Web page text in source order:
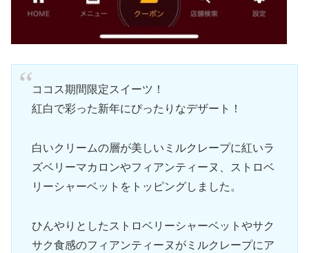
ココス期間限定スイーツ！
紅白で彩った新年にぴったりなデザート！
白いクリームの層が美しいミルクレープに紅いラ
ズベリーマカロンやフィアンティーヌ、ストロベ
リーシャーベットをトッピングしました。
ひんやりとしたストロベリーシャーベットやサク
サク食感のフィアンティーヌがミルクレープにア